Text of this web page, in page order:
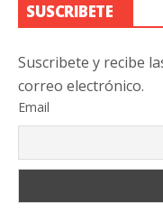
SUSCRIBETE
Suscribete y recibe
correo electrónico.
Email